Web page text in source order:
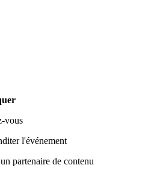
vous
l'événement
partenaire de contenu